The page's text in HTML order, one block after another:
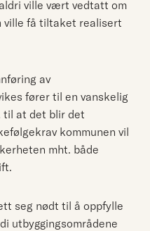
ville vært vedtatt om
ville få tiltaket realisert
av
fører til en vanskelig
til at det blir det
kommunen vil
mht. både
seg nødt til å oppfylle
utbyggingsområdene